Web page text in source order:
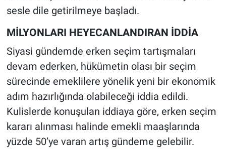
sesle dile getirilmeye başladı.
MİLYONLARI HEYECANLANDIRAN İDDİA
Siyasi gündemde erken seçim tartışmaları
devam ederken, hükümetin olası bir seçim
sürecinde emeklilere yönelik yeni bir ekonomik
adım hazırlığında olabileceği iddia edildi.
Kulislerde konuşulan iddiaya göre, erken seçim
kararı alınması halinde emekli maaşlarında
yüzde 50’ye varan artış gündeme gelebilir.